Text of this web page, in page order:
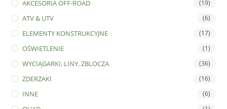
AKCESORIA OFF-ROAD (19)
ATV & UTV (6)
ELEMENTY KONSTRUKCYJNE (17)
OŚWIETLENIE (1)
WYCIĄGARKI, LINY, ZBLOCZA (36)
ZDERZAKI (16)
INNE (6)